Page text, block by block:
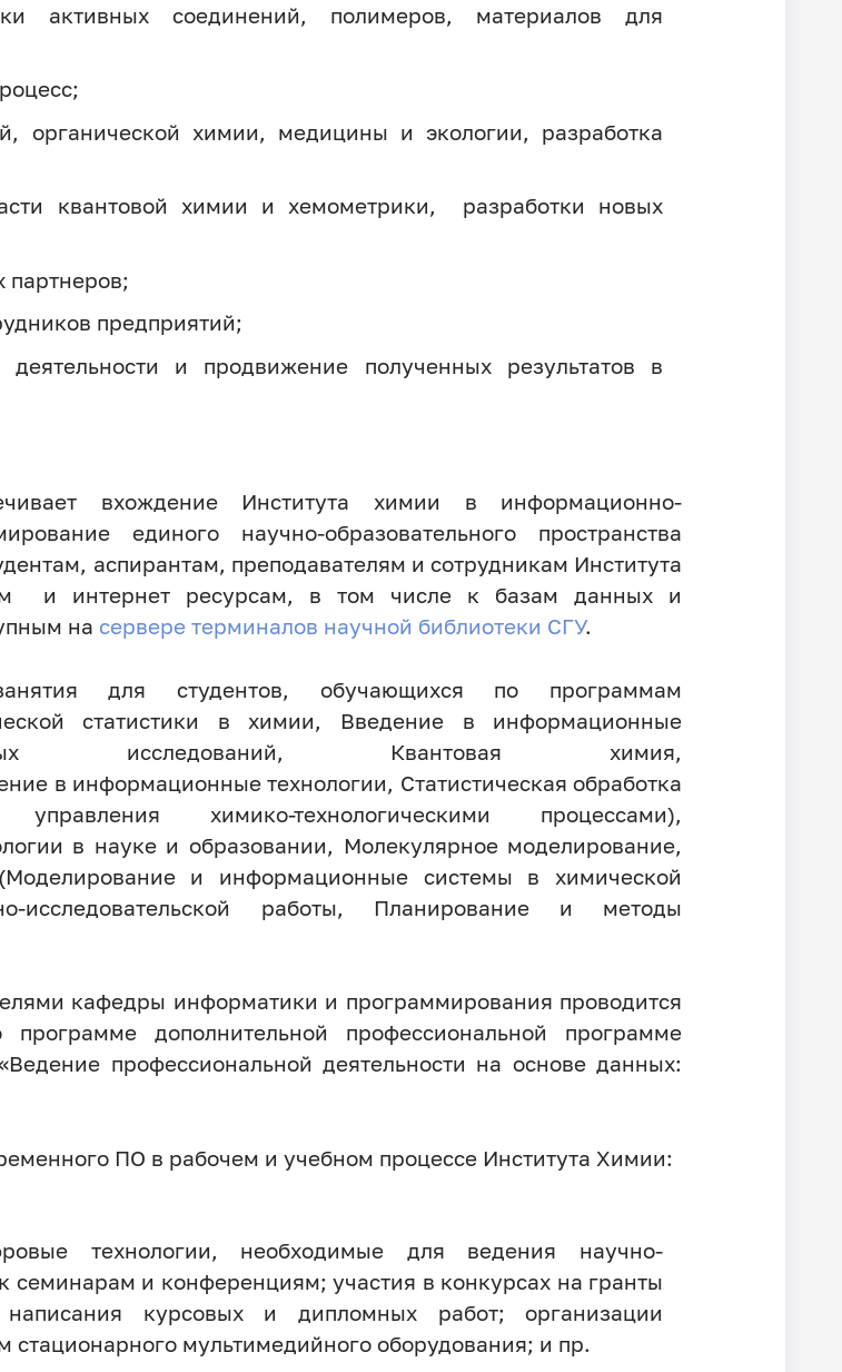
активных соединений, полимеров, материалов для
органической химии, медицины и экологии, разработка
квантовой химии и хемометрики, разработки новых
предприятий;
и продвижение полученных результатов в
вхождение Института химии в информационно-
единого научно-образовательного пространства
аспирантам, преподавателям и сотрудникам Института
и интернет ресурсам, в том числе к базам данных и
на сервере терминалов научной библиотеки СГУ.
для студентов, обучающихся по программам
статистики в химии, Введение в информационные
исследований, Квантовая химия,
в информационные технологии, Статистическая обработка
химико-технологическими процессами),
в науке и образовании, Молекулярное моделирование,
(Моделирование и информационные системы в химической
исследовательской работы, Планирование и методы
кафедры информатики и программирования проводится
дополнительной профессиональной программе
профессиональной деятельности на основе данных:
ПО в рабочем и учебном процессе Института Химии:
технологии, необходимые для ведения научно-
семинарам и конференциям; участия в конкурсах на гранты
курсовых и дипломных работ; организации
мультимедийного оборудования; и пр.